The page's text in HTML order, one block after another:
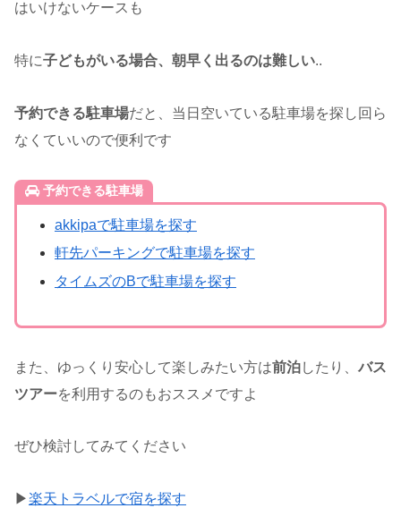
はいけないケースも
特に子どもがいる場合、朝早く出るのは難しい..
予約できる駐車場だと、当日空いている駐車場を探し回ら
なくていいので便利です
予約できる駐車場
akkipaで駐車場を探す
軒先パーキングで駐車場を探す
タイムズのBで駐車場を探す
また、ゆっくり安心して楽しみたい方は前泊したり、 バス
ツアーを利用するのもおススメですよ
ぜひ検討してみてください
▶楽天トラベルで宿を探す